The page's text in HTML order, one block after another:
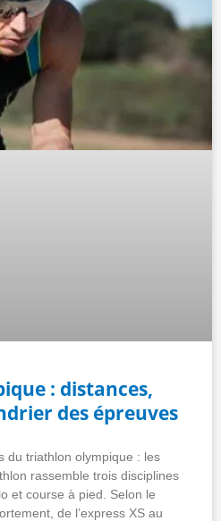
: distances,
des épreuves
du triathlon olympique : les
rassemble trois disciplines
et course à pied. Selon le
de l’express XS au